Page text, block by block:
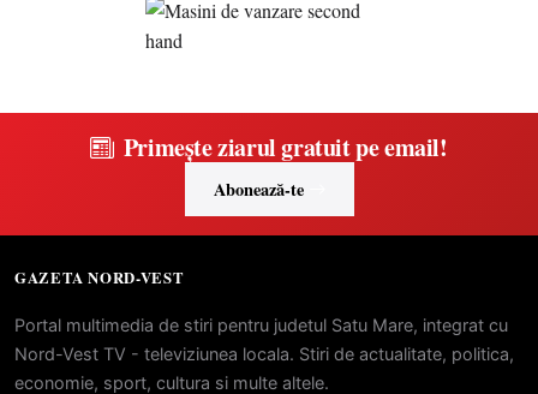
Primește ziarul gratuit pe email!
Abonează-te
GAZETA NORD-VEST
Portal multimedia de stiri pentru judetul Satu Mare, integrat cu
Nord-Vest TV - televiziunea locala. Stiri de actualitate, politica,
economie, sport, cultura si multe altele.